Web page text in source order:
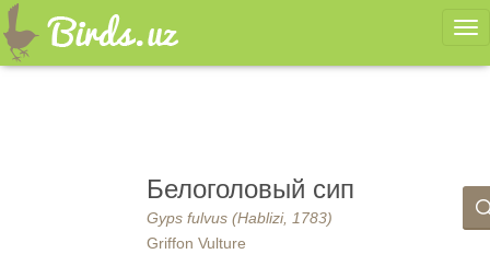
Белоголовый сип
Gyps fulvus (Hablizi, 1783)
Griffon Vulture